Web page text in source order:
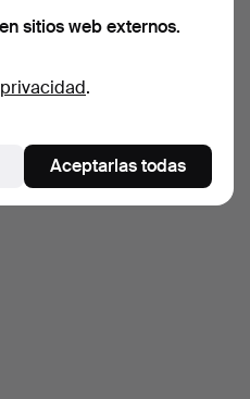
sitios web externos.
.
Aceptarlas todas